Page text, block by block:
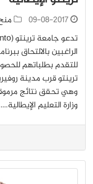
09-08-2017
الراغبين بالالتحاق
للتقدم بطلباتهم
وهي تحقق نتائج
وزارة التعليم الإيطالية.…